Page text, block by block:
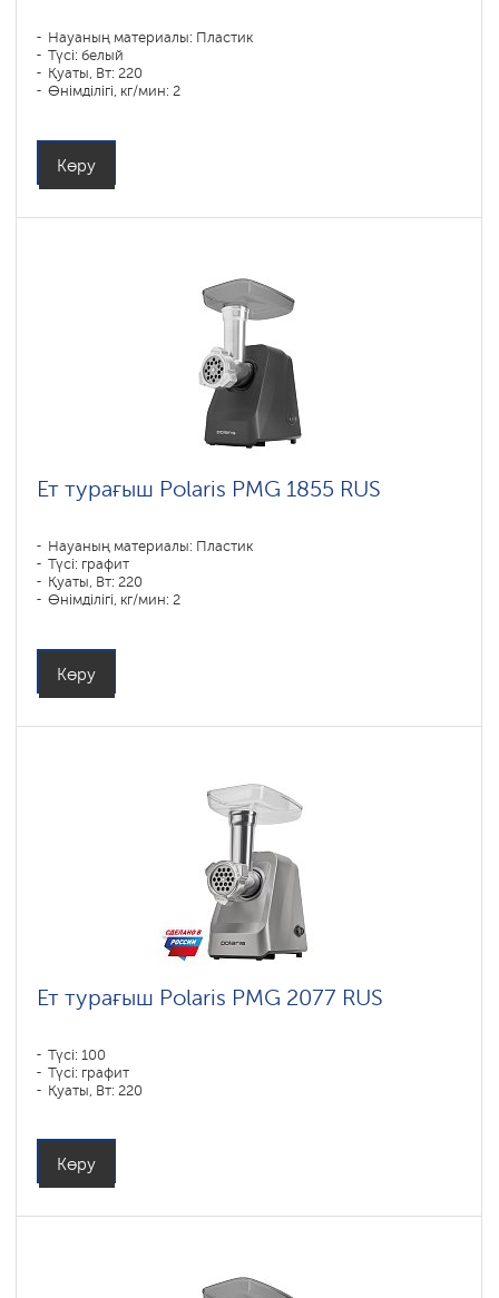
Науаның материалы: Пластик
Түсі: белый
Қуаты, Вт: 220
Өнімділігі, кг/мин: 2
Көру
Ет турағыш Polaris PMG 1855 RUS
Науаның материалы: Пластик
Түсі: графит
Қуаты, Вт: 220
Өнімділігі, кг/мин: 2
Көру
Ет турағыш Polaris PMG 2077 RUS
Түсі: 100
Түсі: графит
Қуаты, Вт: 220
Көру